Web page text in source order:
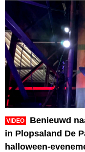
VIDEO
Benieuwd
in Plopsaland De
halloween-